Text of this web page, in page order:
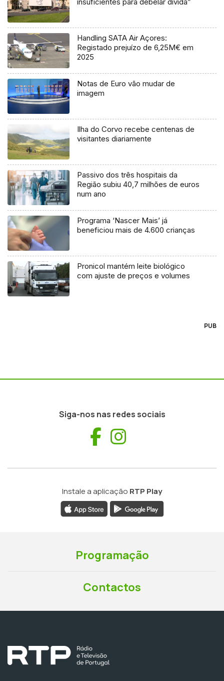
insuficientes para debelar dívida”
Handling SATA Air Açores:
Registado prejuízo de 6,25M€ em
2025
Notas de Euro vão mudar de
imagem
Ilha do Corvo recebe centenas de
visitantes diariamente
Passivo dos três hospitais da
Região subiu 40,7 milhões de euros
num ano
Programa ‘Nascer Mais’ já
beneficiou mais de 4.600 crianças
Pronicol mantém leite biológico
com ajuste de preços e volumes
PUB
Siga-nos nas redes sociais
Facebook
Instale a aplicação RTP Play
Programação
Contactos